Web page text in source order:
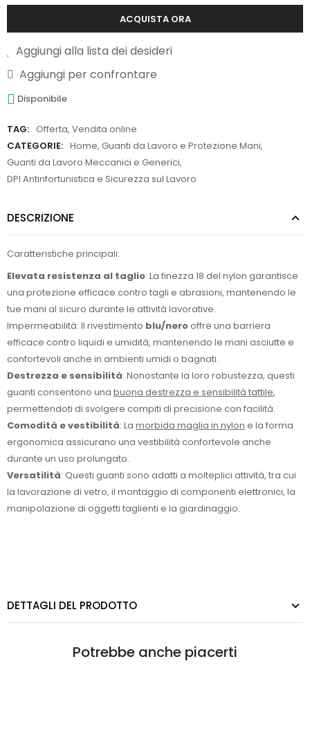
ACQUISTA ORA
Aggiungi alla lista dei desideri
Aggiungi per confrontare
Disponibile
TAG: Offerta, Vendita online
CATEGORIE: Home, Guanti da Lavoro e Protezione Mani,
Guanti da Lavoro Meccanici e Generici,
DPI Antinfortunistica e Sicurezza sul Lavoro
DESCRIZIONE
Caratteristiche principali:
Elevata resistenza al taglio: La finezza 18 del nylon garantisce
una protezione efficace contro tagli e abrasioni, mantenendo le
tue mani al sicuro durante le attività lavorative.
Impermeabilità: Il rivestimento blu/nerooffre una barriera
efficace contro liquidi e umidità, mantenendo le mani asciutte e
confortevoli anche in ambienti umidi o bagnati.
Destrezza e sensibilità: Nonostante la loro robustezza, questi
guanti consentono una buona destrezza e sensibilità tattile,
permettendoti di svolgere compiti di precisione con facilità.
Comodità e vestibilità: La morbida maglia in nylon e la forma
ergonomica assicurano una vestibilità confortevole anche
durante un uso prolungato.
Versatilità: Questi guanti sono adatti a molteplici attività, tra cui
la lavorazione di vetro, il montaggio di componenti elettronici, la
manipolazione di oggetti taglienti e la giardinaggio.
DETTAGLI DEL PRODOTTO
Potrebbe anche piacerti